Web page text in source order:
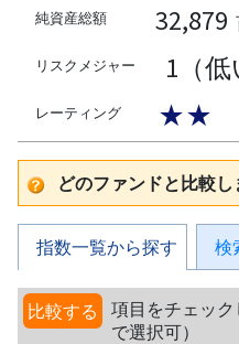
純資産総額 32,879
リスクメジャー 1（低
レーティング ★★
どのファンドと比較し
指数一覧から探す 検
比較する
項目をチェック
で選択可）